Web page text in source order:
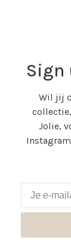
Sign
Wil jij
Jolie,